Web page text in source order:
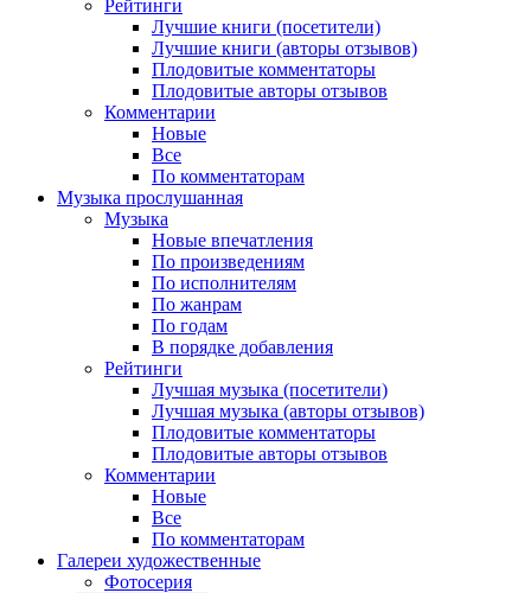
Рейтинги
Лучшие книги (посетители)
Лучшие книги (авторы отзывов)
Плодовитые комментаторы
Плодовитые авторы отзывов
Комментарии
Новые
Все
По комментаторам
Музыка прослушанная
Музыка
Новые впечатления
По произведениям
По исполнителям
По жанрам
По годам
В порядке добавления
Рейтинги
Лучшая музыка (посетители)
Лучшая музыка (авторы отзывов)
Плодовитые комментаторы
Плодовитые авторы отзывов
Комментарии
Новые
Все
По комментаторам
Галереи художественные
Фотосерия